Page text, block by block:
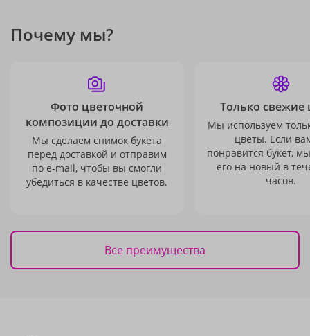
Почему мы?
Фото цветочной
композиции до доставки
Мы сделаем снимок букета
перед доставкой и отправим
по e-mail, чтобы вы смогли
убедиться в качестве цветов.
Только свежие
Мы используем
цветы. Если
понравится букет,
его на новый в
часов.
Все преимущества